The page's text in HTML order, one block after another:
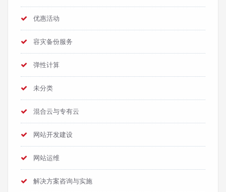
优惠活动
容灾备份服务
弹性计算
未分类
混合云与专有云
网站开发建设
网站运维
解决方案咨询与实施